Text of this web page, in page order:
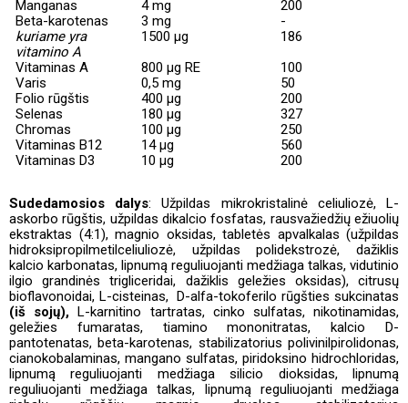
Manganas 4 mg
200
Beta-karotenas
kuriame yra
vitamino A
3 mg
1500 µg
-
186
Vitaminas A
800 µg RE
100
Varis
0,5 mg
50
Folio rūgštis
400 µg
200
Selenas
180 µg
327
Chromas
100 µg
250
Vitaminas B12
14 µg
560
Vitaminas D3 10 µg 200
Sudedamosios dalys: Užpildas mikrokristalinė celiuliozė, L-
askorbo rūgštis, užpildas dikalcio fosfatas, rausvažiedžių ežiuolių
ekstraktas (4:1), magnio oksidas, tabletės apvalkalas (užpildas
hidroksipropilmetilceliuliozė, užpildas polidekstrozė, dažiklis
kalcio karbonatas, lipnumą reguliuojanti medžiaga talkas, vidutinio
ilgio grandinės trigliceridai, dažiklis geležies oksidas), citrusų
bioflavonoidai, L-cisteinas, D-alfa-tokoferilo rūgšties sukcinatas
(iš sojų),L-karnitino tartratas, cinko sulfatas, nikotinamidas,
geležies fumaratas, tiamino mononitratas, kalcio D-
pantotenatas, beta-karotenas, stabilizatorius polivinilpirolidonas,
cianokobalaminas, mangano sulfatas, piridoksino hidrochloridas,
lipnumą reguliuojanti medžiaga silicio dioksidas, lipnumą
reguliuojanti medžiaga talkas, lipnumą reguliuojanti medžiaga